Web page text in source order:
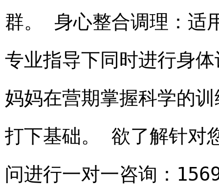
群。 身心整合调理：适
专业指导下同时进行身
妈妈在营期掌握科学的
打下基础。 欲了解针对
问进行一对一咨询：